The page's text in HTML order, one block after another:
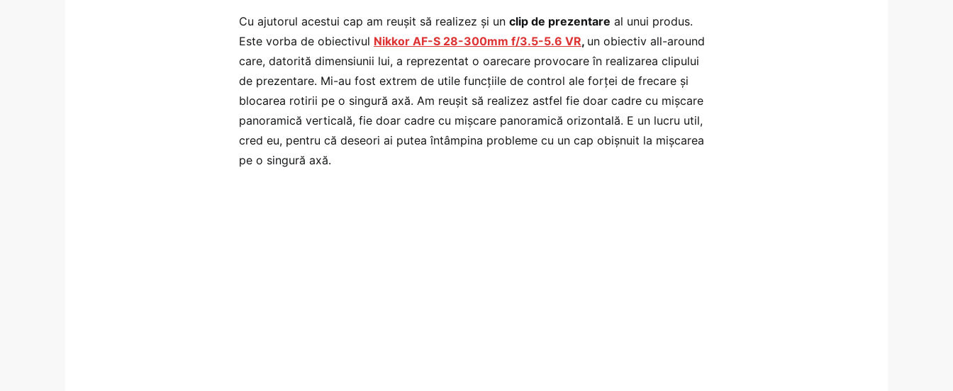
Cu ajutorul acestui cap am reușit să realizez și un clip de prezentare al unui produs.
Este vorba de obiectivul Nikkor AF-S 28-300mm f/3.5-5.6 VR, un obiectiv all-around
care, datorită dimensiunii lui, a reprezentat o oarecare provocare în realizarea clipului
de prezentare. Mi-au fost extrem de utile funcțiile de control ale forței de frecare și
blocarea rotirii pe o singură axă. Am reușit să realizez astfel fie doar cadre cu mișcare
panoramică verticală, fie doar cadre cu mișcare panoramică orizontală. E un lucru util,
cred eu, pentru că deseori ai putea întâmpina probleme cu un cap obișnuit la mișcarea
pe o singură axă.